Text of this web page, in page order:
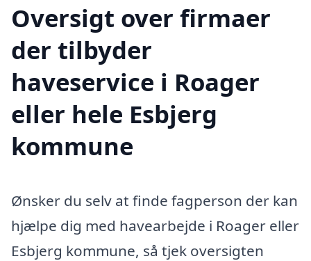
Oversigt over firmaer
der tilbyder
haveservice i Roager
eller hele Esbjerg
kommune
Ønsker du selv at finde fagperson der kan
hjælpe dig med havearbejde i Roager eller
Esbjerg kommune, så tjek oversigten